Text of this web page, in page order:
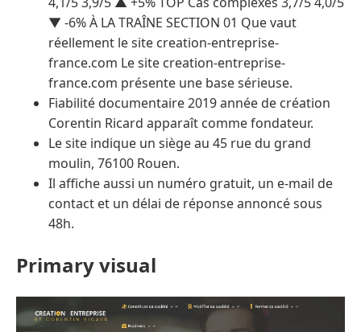
▼ -6% À LA TRAÎNE SECTION 01 Que vaut
réellement le site creation-entreprise-
france.com Le site creation-entreprise-
france.com présente une base sérieuse.
Fiabilité documentaire 2019 année de création
Corentin Ricard apparaît comme fondateur.
Le site indique un siège au 45 rue du grand
moulin, 76100 Rouen.
Il affiche aussi un numéro gratuit, un e-mail de
contact et un délai de réponse annoncé sous
48h.
Primary visual